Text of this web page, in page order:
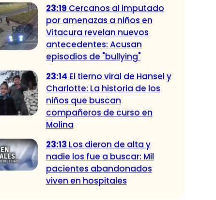
23:19 Cercanos al imputado
por amenazas a niños en
Vitacura revelan nuevos
antecedentes: Acusan
episodios de "bullying"
23:14 El tierno viral de Hansel y
Charlotte: La historia de los
niños que buscan
compañeros de curso en
Molina
23:13 Los dieron de alta y
nadie los fue a buscar: Mil
pacientes abandonados
viven en hospitales